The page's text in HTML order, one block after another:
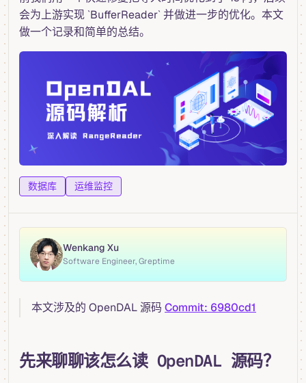
会为上游实现 `BufferReader` 并做进一步的优化。本文
做一个记录和简单的总结。
数据库 运维监控
Wenkang Xu
Software Engineer, Greptime
本文涉及的 OpenDAL 源码 Commit: 6980cd1
先来聊聊该怎么读 OpenDAL 源码？